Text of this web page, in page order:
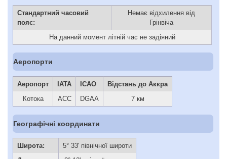
Стандартний часовий
пояс:
Немає відхилення від
Грінвіча
На данний момент літній час не задіяний
Аеропорти
Аеропорт IATA ICAO
Відстань до Аккра
Котока
ACC DGAA 7 км
Географічні координати
Широта:
5° 33' північної широти